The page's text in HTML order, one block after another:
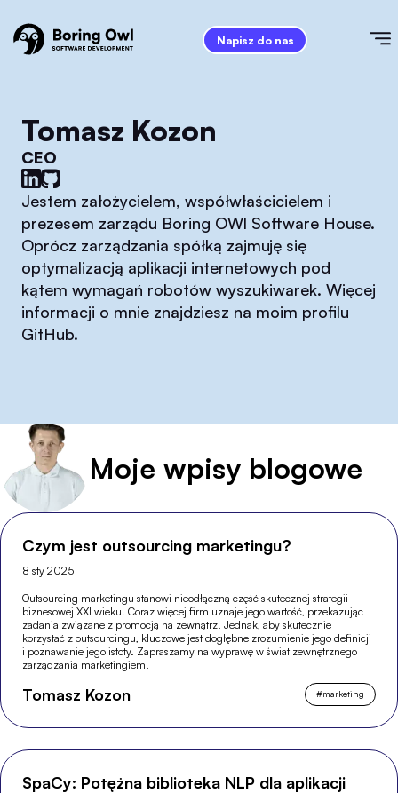
Napisz do nas
Tomasz Kozon
CEO
Jestem założycielem, współwłaścicielem i
prezesem zarządu Boring OWl Software House.
Oprócz zarządzania spółką zajmuję się
optymalizacją aplikacji internetowych pod
kątem wymagań robotów wyszukiwarek. Więcej
informacji o mnie znajdziesz na moim profilu
GitHub.
Moje wpisy blogowe
Czym jest outsourcing marketingu?
8 sty 2025
Outsourcing marketingu stanowi nieodłączną część skutecznej strategii
biznesowej XXI wieku. Coraz więcej firm uznaje jego wartość, przekazując
zadania związane z promocją na zewnątrz. Jednak, aby skutecznie
korzystać z outsourcingu, kluczowe jest dogłębne zrozumienie jego definicji
i poznawanie jego istoty. Zapraszamy na wyprawę w świat zewnętrznego
zarządzania marketingiem.
Tomasz Kozon #marketing
SpaCy: Potężna biblioteka NLP dla aplikacji